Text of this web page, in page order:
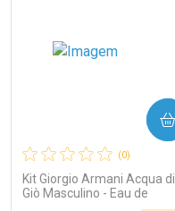
Comprar sem Desconto
Por R$ 64,90/cada
Comprar sem Desconto
Por R$ 64,90/cada
(0)
Kit Giorgio Armani Acqua di
Giò Masculino - Eau de
Toilette 100ml + Gel de
COMPRAR